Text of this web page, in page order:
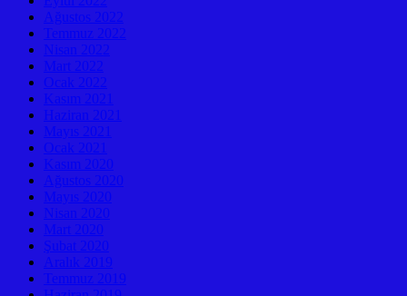
Ağustos 2022
Temmuz 2022
Nisan 2022
Mart 2022
Ocak 2022
Kasım 2021
Haziran 2021
Mayıs 2021
Ocak 2021
Kasım 2020
Ağustos 2020
Mayıs 2020
Nisan 2020
Mart 2020
Şubat 2020
Aralık 2019
Temmuz 2019